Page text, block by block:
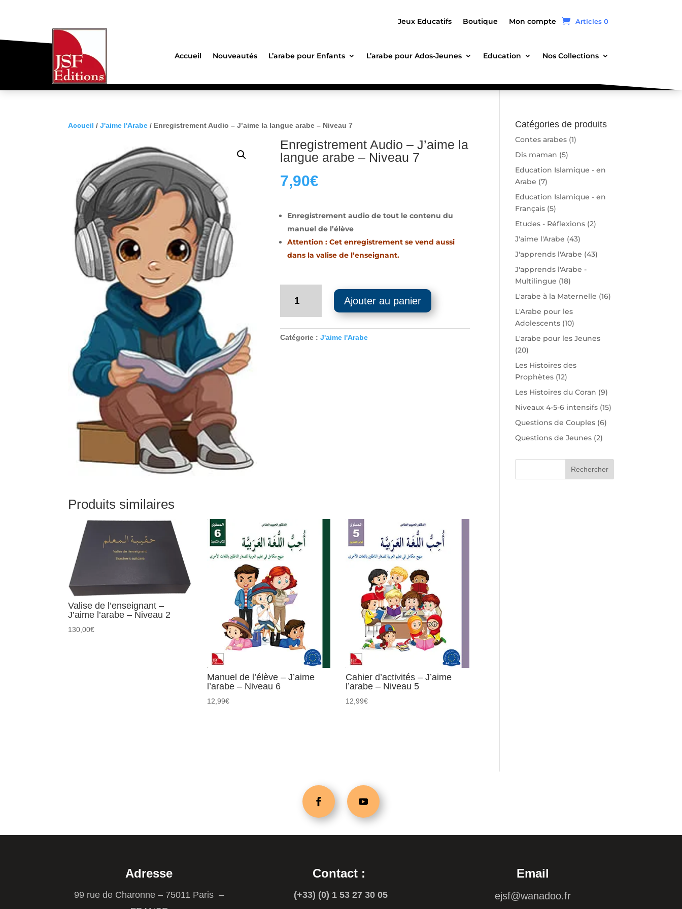
Jeux Educatifs Boutique Mon compte Articles 0
Accueil Nouveautés L’arabe pour Enfants L’arabe pour Ados-Jeunes Education Nos Collections
Accueil /J'aime l'Arabe / Enregistrement Audio – J’aime la langue arabe – Niveau 7
Enregistrement Audio – J’aime la
langue arabe – Niveau 7
7,90€
Enregistrement audio de tout le contenu du
manuel de l’élève
Attention : Cet enregistrement se vend aussi
dans la valise de l’enseignant.
Enregistrement
-
Ajouter au panier
Catégorie : J'aime l'Arabe
Produits similaires
Valise de l’enseignant –
J’aime l’arabe – Niveau 2
130,00€
Manuel de l’élève – J’aime
l’arabe – Niveau 6
12,99€
Cahier d’activités – J’aime
l’arabe – Niveau 5
12,99€
Catégories de produits
Contes arabes (1)
Dis maman (5)
Education Islamique - en
Arabe (7)
Education Islamique - en
Français (5)
Etudes - Réflexions (2)
J'aime l'Arabe (43)
J'apprends l'Arabe (43)
J'apprends l'Arabe -
Multilingue (18)
L'arabe à la Maternelle (16)
L'Arabe pour les
Adolescents (10)
L'arabe pour les Jeunes
(20)
Les Histoires des
Prophètes (12)
Les Histoires du Coran (9)
Niveaux 4-5-6 intensifs (15)
Questions de Couples (6)
Questions de Jeunes (2)
Adresse
99 rue de Charonne – 75011 Paris –
Contact :
(+33) (0) 1 53 27 30 05
Email
ejsf@wanadoo.fr